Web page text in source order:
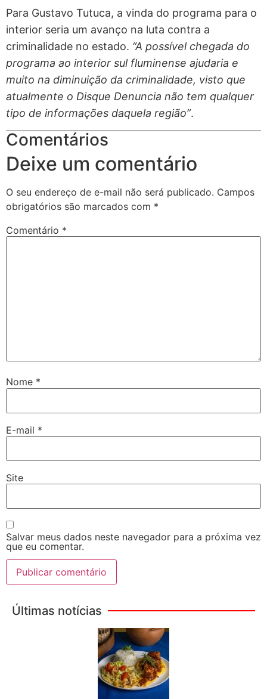
Para Gustavo Tutuca, a vinda do programa para o
interior seria um avanço na luta contra a
criminalidade no estado. “A possível chegada do
programa ao interior sul fluminense ajudaria e
muito na diminuição da criminalidade, visto que
atualmente o Disque Denuncia não tem qualquer
tipo de informações daquela região”.
Comentários
Deixe um comentário
O seu endereço de e-mail não será publicado. Campos
obrigatórios são marcados com *
Comentário *
Nome *
E-mail *
Site
Salvar meus dados neste navegador para a próxima vez
que eu comentar.
Últimas notícias